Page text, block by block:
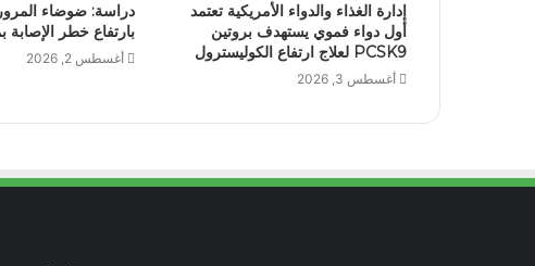
إدارة الغذاء والدواء الأمريكية تعتمد
أول دواء فموي يستهدف بروتين
PCSK9 لعلاج ارتفاع الكوليسترول
أغسطس 3, 2026
دراسة: ضوضاء
بارتفاع خطر
أغسطس 2, 2026